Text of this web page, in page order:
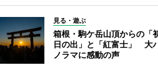
見る・遊ぶ
箱根・駒ケ岳山頂からの「
日の出」と「紅富士」 大
ノラマに感動の声